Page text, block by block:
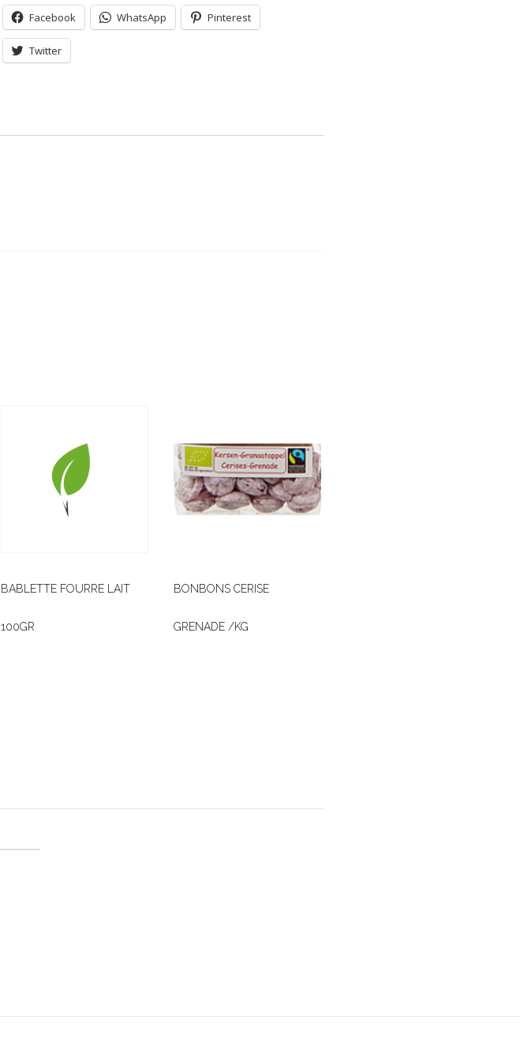
Facebook WhatsApp Pinterest
Twitter
BABLETTE FOURRE LAIT
100GR
BONBONS CERISE
GRENADE /KG